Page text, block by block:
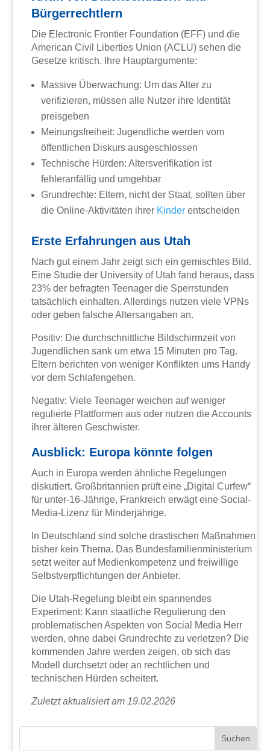
Bürgerrechtlern
Die Electronic Frontier Foundation (EFF) und die
American Civil Liberties Union (ACLU) sehen die
Gesetze kritisch. Ihre Hauptargumente:
Massive Überwachung: Um das Alter zu
verifizieren, müssen alle Nutzer ihre Identität
preisgeben
Meinungsfreiheit: Jugendliche werden vom
öffentlichen Diskurs ausgeschlossen
Technische Hürden: Altersverifikation ist
fehleranfällig und umgehbar
Grundrechte: Eltern, nicht der Staat, sollten über
die Online-Aktivitäten ihrer Kinder entscheiden
Erste Erfahrungen aus Utah
Nach gut einem Jahr zeigt sich ein gemischtes Bild.
Eine Studie der University of Utah fand heraus, dass
23% der befragten Teenager die Sperrstunden
tatsächlich einhalten. Allerdings nutzen viele VPNs
oder geben falsche Altersangaben an.
Positiv: Die durchschnittliche Bildschirmzeit von
Jugendlichen sank um etwa 15 Minuten pro Tag.
Eltern berichten von weniger Konflikten ums Handy
vor dem Schlafengehen.
Negativ: Viele Teenager weichen auf weniger
regulierte Plattformen aus oder nutzen die Accounts
ihrer älteren Geschwister.
Ausblick: Europa könnte folgen
Auch in Europa werden ähnliche Regelungen
diskutiert. Großbritannien prüft eine „Digital Curfew“
für unter-16-Jährige, Frankreich erwägt eine Social-
Media-Lizenz für Minderjährige.
In Deutschland sind solche drastischen Maßnahmen
bisher kein Thema. Das Bundesfamilienministerium
setzt weiter auf Medienkompetenz und freiwillige
Selbstverpflichtungen der Anbieter.
Die Utah-Regelung bleibt ein spannendes
Experiment: Kann staatliche Regulierung den
problematischen Aspekten von Social Media Herr
werden, ohne dabei Grundrechte zu verletzen? Die
kommenden Jahre werden zeigen, ob sich das
Modell durchsetzt oder an rechtlichen und
technischen Hürden scheitert.
Zuletzt aktualisiert am 19.02.2026